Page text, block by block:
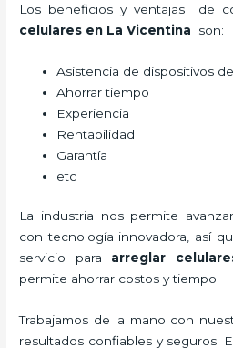
Los beneficios y ventajas de
celulares en La Vicentina son:
Asistencia de dispositivos
Ahorrar tiempo
Experiencia
Rentabilidad
Garantía
etc
La industria nos permite
con tecnología innovadora, así
servicio para arreglar
permite ahorrar costos y tiempo.
Trabajamos de la mano con
resultados confiables y seguros.